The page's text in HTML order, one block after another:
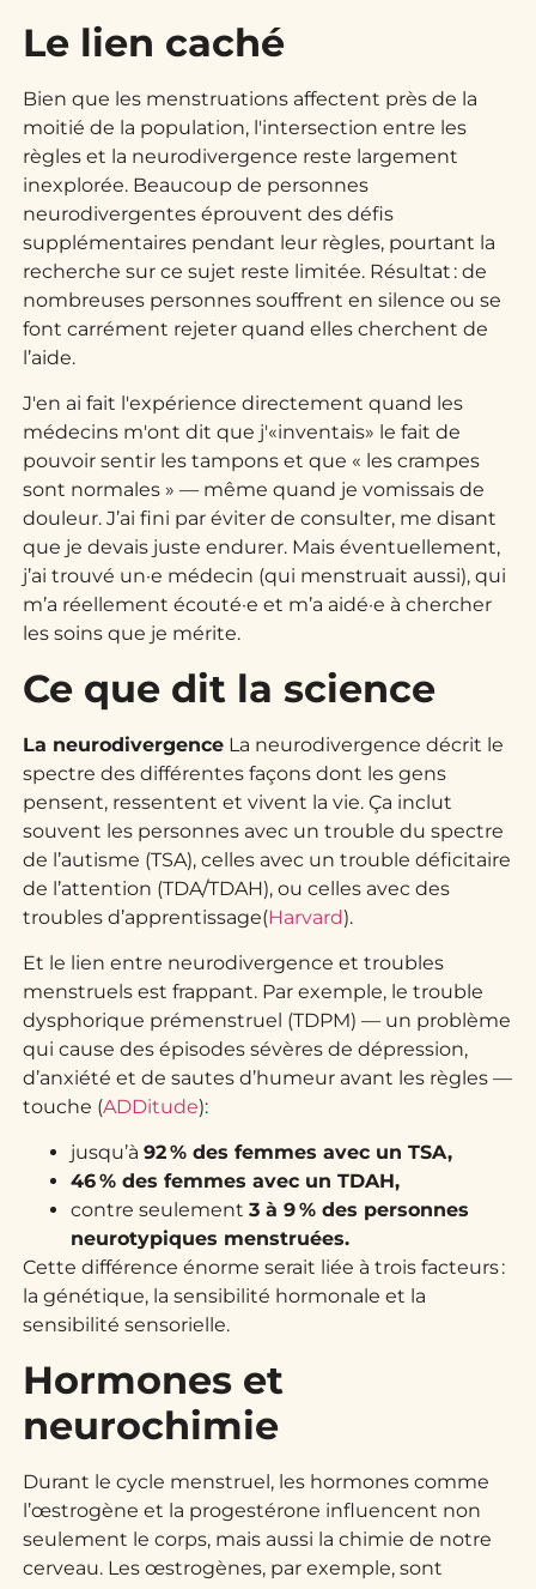
Le lien caché
Bien que les menstruations affectent près de la
moitié de la population, l'intersection entre les
règles et la neurodivergence reste largement
inexplorée. Beaucoup de personnes
neurodivergentes éprouvent des défis
supplémentaires pendant leur règles, pourtant la
recherche sur ce sujet reste limitée. Résultat : de
nombreuses personnes souffrent en silence ou se
font carrément rejeter quand elles cherchent de
l’aide.
J'en ai fait l'expérience directement quand les
médecins m'ont dit que j'«inventais» le fait de
pouvoir sentir les tampons et que « les crampes
sont normales » — même quand je vomissais de
douleur. J’ai fini par éviter de consulter, me disant
que je devais juste endurer. Mais éventuellement,
j’ai trouvé un·e médecin (qui menstruait aussi), qui
m’a réellement écouté·e et m’a aidé·e à chercher
les soins que je mérite.
Ce que dit la science
La neurodivergence La neurodivergence décrit le
spectre des différentes façons dont les gens
pensent, ressentent et vivent la vie. Ça inclut
souvent les personnes avec un trouble du spectre
de l’autisme (TSA), celles avec un trouble déficitaire
de l’attention (TDA/TDAH), ou celles avec des
troubles d’apprentissage(Harvard).
Et le lien entre neurodivergence et troubles
menstruels est frappant. Par exemple, le trouble
dysphorique prémenstruel (TDPM) — un problème
qui cause des épisodes sévères de dépression,
d’anxiété et de sautes d’humeur avant les règles —
touche (ADDitude):
jusqu’à92 % des femmes avec un TSA,
46 % des femmes avec un TDAH,
contre seulement3 à 9 % des personnes
neurotypiques menstruées.
Cette différence énorme serait liée à trois facteurs :
la génétique, la sensibilité hormonale et la
sensibilité sensorielle.
Hormones et
neurochimie
Durant le cycle menstruel, les hormones comme
l’œstrogène et la progestérone influencent non
seulement le corps, mais aussi la chimie de notre
cerveau. Les œstrogènes, par exemple, sont